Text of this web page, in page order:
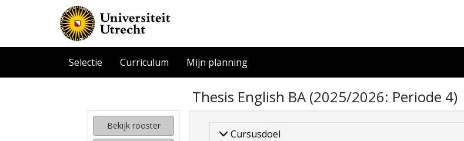
Selectie Curriculum Mijn planning
Thesis English BA (2025/2026: Periode 4)
Bekijk rooster
Cursusdoel